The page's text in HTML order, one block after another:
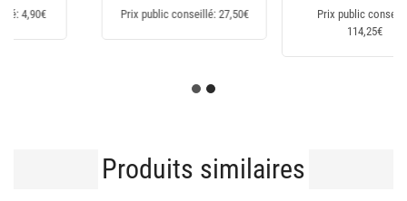
Prix public conseillé:
Prix public conseillé:
Produits similaires